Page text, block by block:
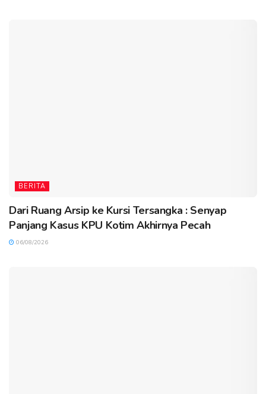
BERITA
Dari Ruang Arsip ke Kursi Tersangka : Senyap
Panjang Kasus KPU Kotim Akhirnya Pecah
06/08/2026